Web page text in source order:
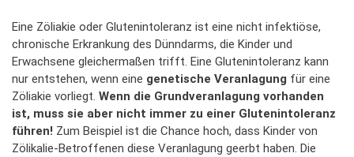
Eine Zöliakie oder Glutenintoleranz ist eine nicht infektiöse,
chronische Erkrankung des Dünndarms, die Kinder und
Erwachsene gleichermaßen trifft. Eine Glutenintoleranz kann
nur entstehen, wenn eine genetische Veranlagung für eine
Zöliakie vorliegt. Wenn die Grundveranlagung vorhanden
ist, muss sie aber nicht immer zu einer Glutenintoleranz
führen! Zum Beispiel ist die Chance hoch, dass Kinder von
Zölikalie-Betroffenen diese Veranlagung geerbt haben. Die